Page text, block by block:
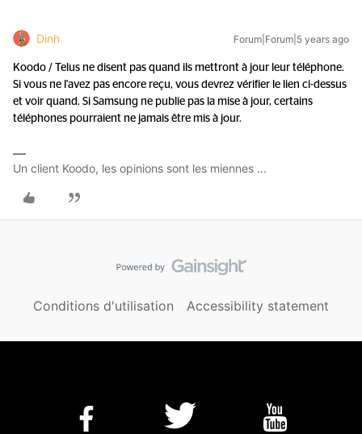
Dinh Forum|Forum|5 years ago
Koodo / Telus ne disent pas quand ils mettront à jour leur téléphone.
Si vous ne l'avez pas encore reçu, vous devrez vérifier le lien ci-dessus
et voir quand. Si Samsung ne publie pas la mise à jour, certains
téléphones pourraient ne jamais être mis à jour.
Un client Koodo, les opinions sont les miennes ...
Conditions d'utilisation Accessibility statement